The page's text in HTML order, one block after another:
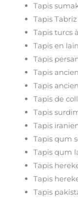
Tapis
Tapis
Tapis turcs
Tapis en
Tapis
Tapis
Tapis
Tapis de
Tapis
Tapis
Tapis qum
Tapis qum
Tapis
Tapis
Tapis